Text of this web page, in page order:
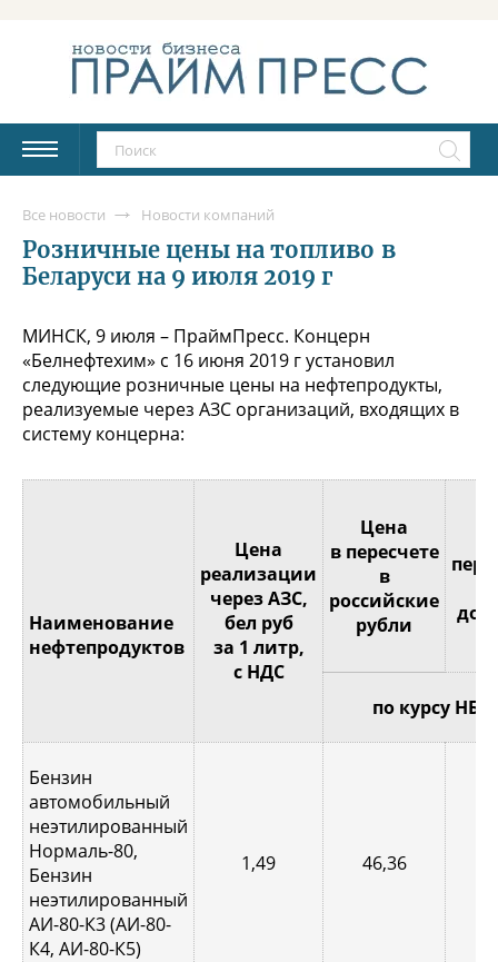
Все новости Новости компаний
Розничные цены на топливо в
Беларуси на 9 июля 2019 г
МИНСК, 9 июля – ПраймПресс. Концерн
«Белнефтехим» с 16 июня 2019 г установил
следующие розничные цены на нефтепродукты,
реализуемые через АЗС организаций, входящих в
систему концерна:
Наименование
нефтепродуктов
Цена
реализации
через АЗС,
бел руб
за 1 литр,
с НДС
Цена
в пересчете
в
российские
рубли
по курсу
Бензин
автомобильный
неэтилированный
Нормаль-80,
Бензин
неэтилированный
АИ-80-К3 (АИ-80-
К4, АИ-80-К5)
1,49 46,36